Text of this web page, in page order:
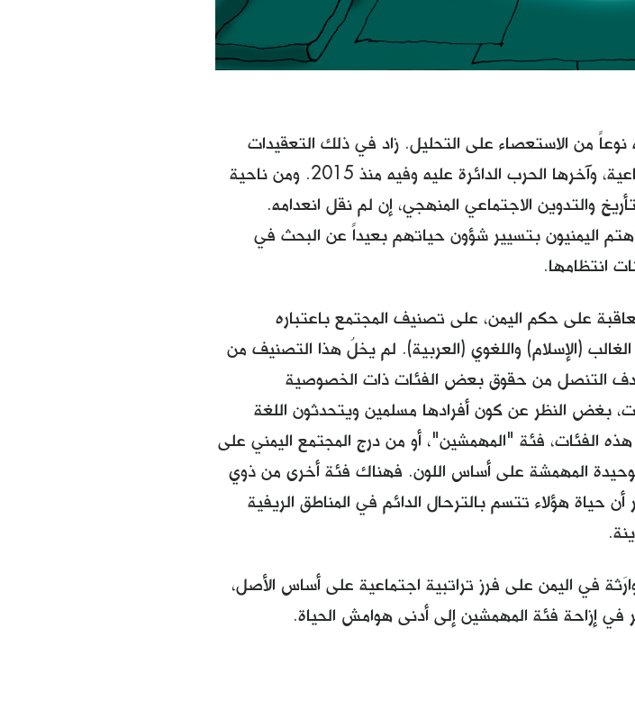
نوعاً من الاستعصاء على التحليل. زاد في ذلك التعقيدات
التي رافقت التحولات السياسية والاجتماعية، وآخرها الحرب الدائرة عليه وفيه منذ 2015. ومن ناحية
والتدوين الاجتماعي المنهجي، إن لم نقل انعدامه.
اليمنيون بتسيير شؤون حياتهم بعيداً عن البحث في
انتظامها.
على حكم اليمن، على تصنيف المجتمع باعتباره
(الإسلام) واللغوي (العربية). لم يخلُ هذا التصنيف من
التنصل من حقوق بعض الفئات ذات الخصوصية
بغض النظر عن كون أفرادها مسلمين ويتحدثون اللغة
الفئات، فئة "المهمشين"، أو من درج المجتمع اليمني على
المهمشة على أساس اللون. فهناك فئة أخرى من ذوي
أن حياة هؤلاء تتسم بالترحال الدائم في المناطق الريفية
في اليمن على فرز تراتبية اجتماعية على أساس الأصل،
في إزاحة فئة المهمشين إلى أدنى هوامش الحياة.